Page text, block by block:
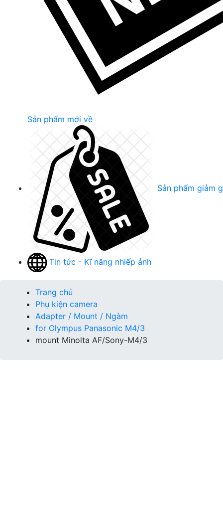
Sản phẩm mới về
Sản phẩm giảm
Tin tức - Kĩ năng nhiếp ảnh
Trang chủ
Phụ kiện camera
Adapter / Mount / Ngàm
for Olympus Panasonic M4/3
mount Minolta AF/Sony-M4/3